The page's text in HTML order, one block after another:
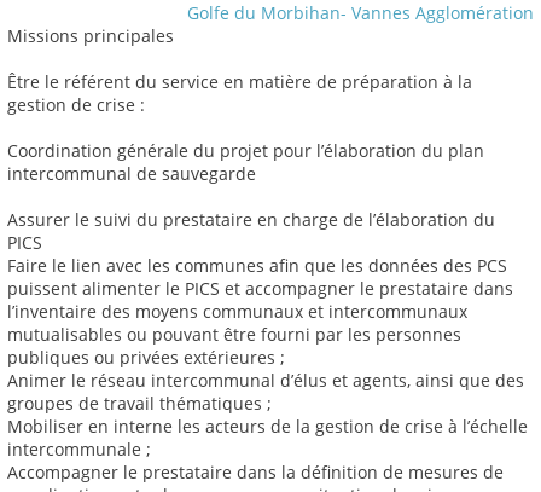
Golfe du Morbihan- Vannes Agglomération
Missions principales
Être le référent du service en matière de préparation à la
gestion de crise :
Coordination générale du projet pour l’élaboration du plan
intercommunal de sauvegarde
Assurer le suivi du prestataire en charge de l’élaboration du
PICS
Faire le lien avec les communes afin que les données des PCS
puissent alimenter le PICS et accompagner le prestataire dans
l’inventaire des moyens communaux et intercommunaux
mutualisables ou pouvant être fourni par les personnes
publiques ou privées extérieures ;
Animer le réseau intercommunal d’élus et agents, ainsi que des
groupes de travail thématiques ;
Mobiliser en interne les acteurs de la gestion de crise à l’échelle
intercommunale ;
Accompagner le prestataire dans la définition de mesures de